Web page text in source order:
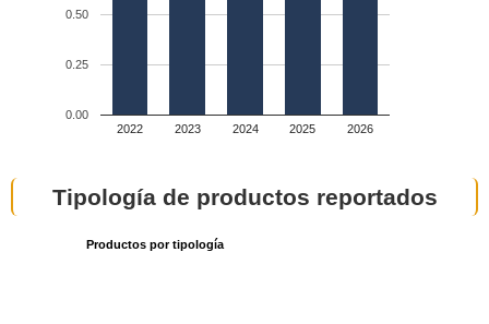
2022 2023 2024 2025 2026
0.00
0.25
0.50
Tipología de productos reportados
Productos por tipología